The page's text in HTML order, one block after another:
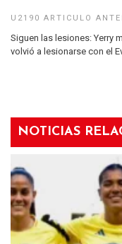
Siguen las lesiones: Yerry
volvió a lesionarse con el
NOTICIAS